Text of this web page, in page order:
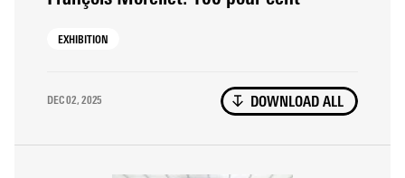
EXHIBITION
DEC 02, 2025 DOWNLOAD ALL